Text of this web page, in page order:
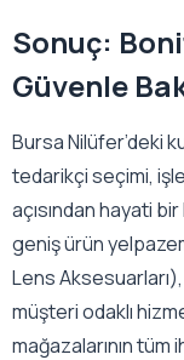
Sonuç:
Güvenle
Bursa Nilüfer’deki
tedarikçi seçimi,
açısından hayati
geniş ürün
Lens
müşteri odaklı
mağazalarının tüm